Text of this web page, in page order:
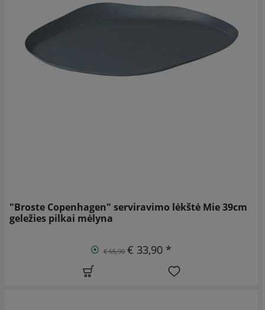
"Broste Copenhagen" serviravimo lėkštė Mie 39cm
geležies pilkai mėlyna
€ 65,90 € 33,90 *